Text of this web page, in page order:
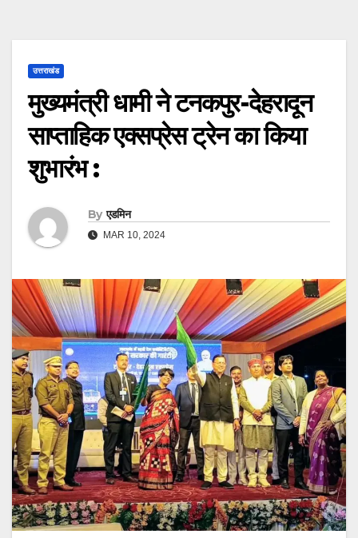
उत्तराखंड
मुख्यमंत्री धामी ने टनकपुर-देहरादून
साप्ताहिक एक्सप्रेस ट्रेन का किया
शुभारंभ :
By एडमिन
MAR 10, 2024